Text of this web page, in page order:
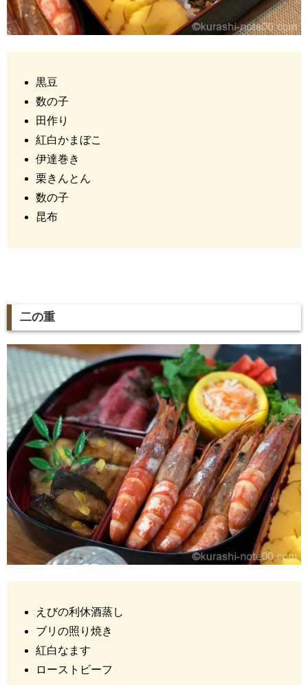
黒豆
数の子
田作り
紅白かまぼこ
伊達巻き
栗きんとん
数の子
昆布
二の重
えびの利休酒蒸し
ブリの照り焼き
紅白なます
ローストビーフ